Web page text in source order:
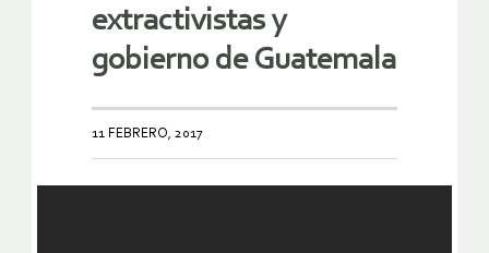
extractivistas y
gobierno de Guatemala
11 FEBRERO, 2017